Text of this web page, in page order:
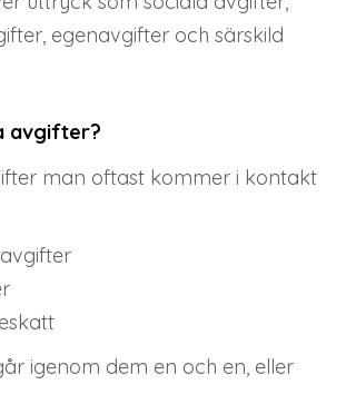
egenavgifter och särskild
avgifter?
man oftast kommer i kontakt
igenom dem en och en, eller